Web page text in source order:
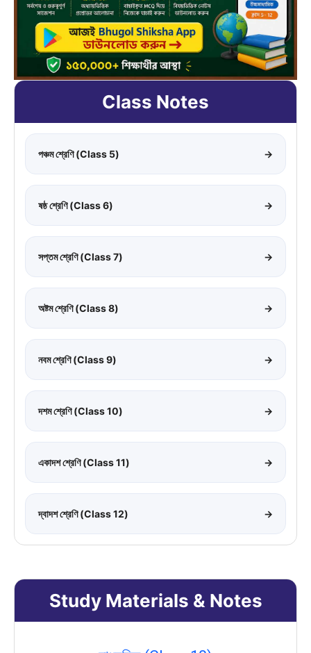
Class Notes
পঞ্চম শ্রেণি (Class 5) →
ষষ্ঠ শ্রেণি (Class 6) →
সপ্তম শ্রেণি (Class 7) →
অষ্টম শ্রেণি (Class 8) →
নবম শ্রেণি (Class 9) →
দশম শ্রেণি (Class 10) →
একাদশ শ্রেণি (Class 11) →
দ্বাদশ শ্রেণি (Class 12) →
Study Materials & Notes